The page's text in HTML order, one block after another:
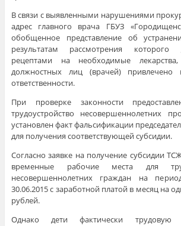
В связи с выявленными нарушениями
адрес главного врача ГБУЗ
обобщенное представление об
результатам рассмотрения которого
рецептами на необходимые
должностных лиц (врачей) привлечено
ответственности.
При проверке законности
трудоустройство несовершеннолетних
установлен факт фальсификации
для получения соответствующей субсидии.
Согласно заявке на получение субсидии
временные рабочие места для
несовершеннолетних граждан на
30.06.2015 с заработной платой в месяц на
рублей.
Однако дети фактически трудовую